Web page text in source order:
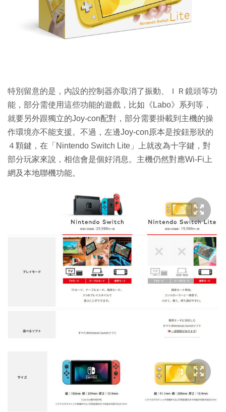
特別留意的是，內設的控制器亦取消了振動、ＩＲ鏡頭等功
能，部分需使用這些功能的遊戲，比如《Labo》系列等，
就要另外跟獨立的Joy-con配對，部分需要掛載到主機的操
作環境亦不能支援。不過，左邊Joy-con原本是按鈕形狀的
４顆鍵，在「Nintendo Switch Lite」上就改為十字鍵，對
部分玩家來說，相信會是個好消息。主機仍然對應Wi-Fi上
網及本地聯機功能。